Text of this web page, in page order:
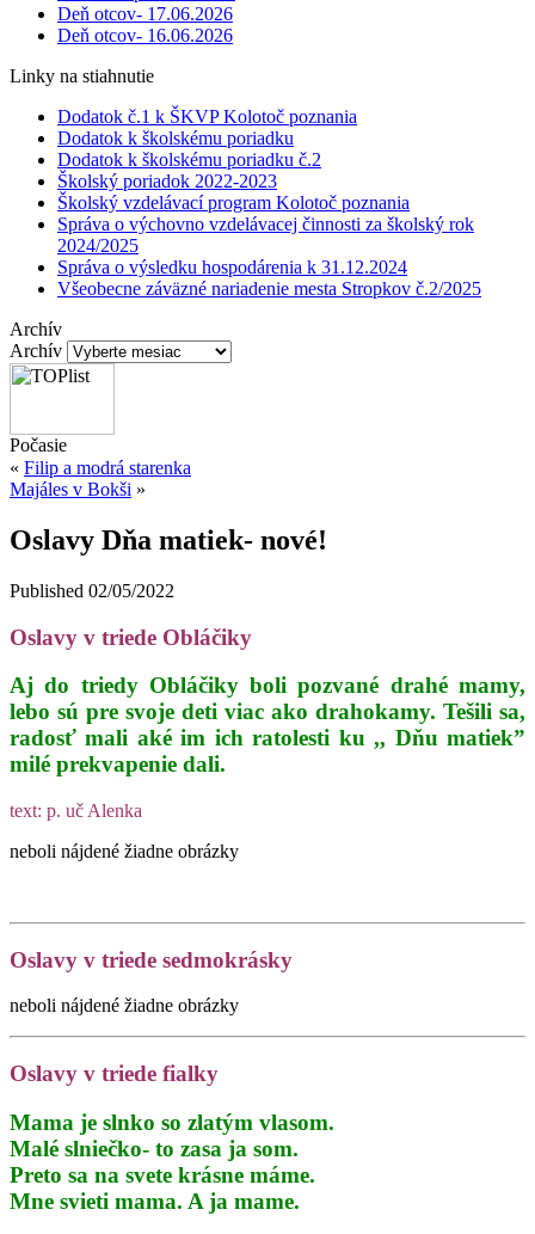
Deň otcov- 17.06.2026
Deň otcov- 16.06.2026
Linky na stiahnutie
Dodatok č.1 k ŠKVP Kolotoč poznania
Dodatok k školskému poriadku
Dodatok k školskému poriadku č.2
Školský poriadok 2022-2023
Školský vzdelávací program Kolotoč poznania
Správa o výchovno vzdelávacej činnosti za školský rok
2024/2025
Správa o výsledku hospodárenia k 31.12.2024
Všeobecne záväzné nariadenie mesta Stropkov č.2/2025
Archív
Archív
Počasie
« Filip a modrá starenka
Majáles v Bokši »
Oslavy Dňa matiek- nové!
Published 02/05/2022
Oslavy v triede Obláčiky
Aj do triedy Obláčiky boli pozvané drahé mamy,
lebo sú pre svoje deti viac ako drahokamy. Tešili sa,
radosť mali aké im ich ratolesti ku ,, Dňu matiek”
milé prekvapenie dali.
text: p. uč Alenka
neboli nájdené žiadne obrázky
Oslavy v triede sedmokrásky
neboli nájdené žiadne obrázky
Oslavy v triede fialky
Mama je slnko so zlatým vlasom.
Malé slniečko- to zasa ja som.
Preto sa na svete krásne máme.
Mne svieti mama. A ja mame.